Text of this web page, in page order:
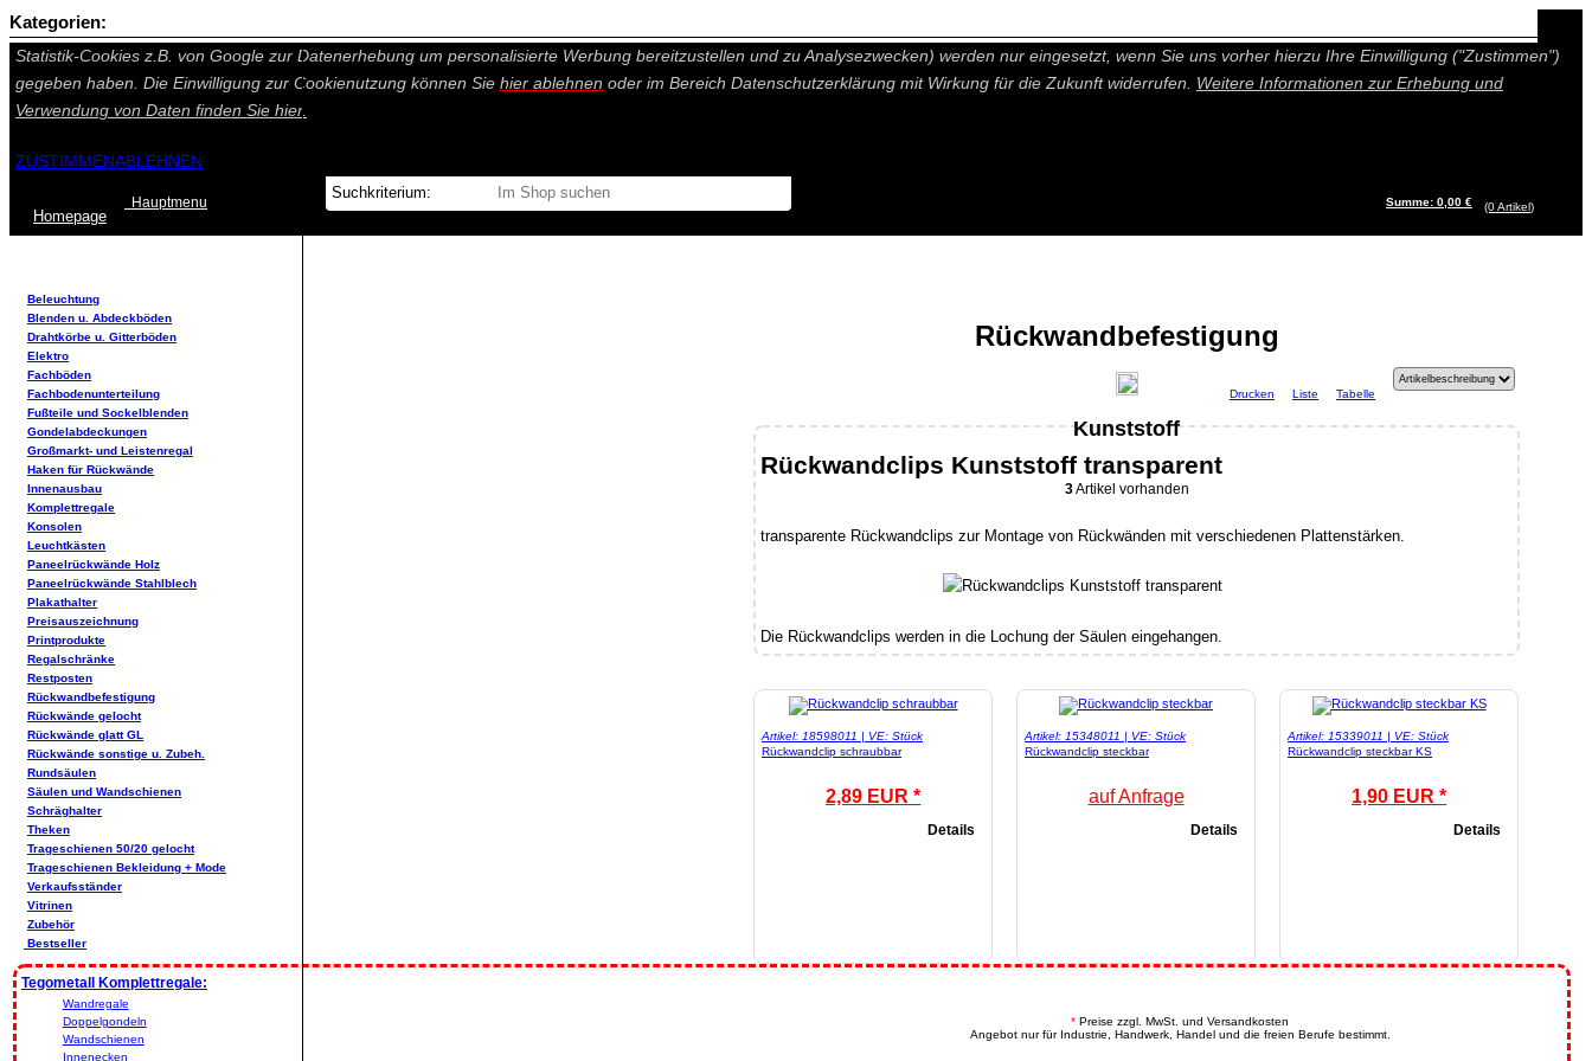
Auf dieser Seite werden technisch notwendige Cookies gesetzt. Technisch nicht notwendige Cookies und Statistik Funktionen, die Ihnen ein besseres und individuelleres Angebot bieten (Marketing- und
Statistik-Cookies z.B. von Google zur Datenerhebung um personalisierte Werbung bereitzustellen und zu Analysezwecken) werden nur eingesetzt, wenn Sie uns vorher hierzu Ihre Einwilligung ("Zustimmen")
gegeben haben. Die Einwilligung zur Cookienutzung können Sie hier ablehnen oder im Bereich Datenschutzerklärung mit Wirkung für die Zukunft widerrufen. Weitere Informationen zur Erhebung und
Verwendung von Daten finden Sie hier.
ZUSTIMMENABLEHNEN
Homepage
Hauptmenu Summe: 0,00 € (0Artikel)
Rückwandbefestigung
Kunststoff
3Artikel vorhanden
Drucken Liste Tabelle
Rückwandclips Kunststoff transparent
transparente Rückwandclips zur Montage von Rückwänden mit verschiedenen Plattenstärken.
Die Rückwandclips werden in die Lochung der Säulen eingehangen.
Artikel: 18598011 | VE: Stück
Rückwandclip schraubbar
2,89 EUR *
Details
Artikel: 15348011 | VE: Stück
Rückwandclip steckbar
auf Anfrage
Details
Artikel: 15339011 | VE: Stück
Rückwandclip steckbar KS
1,90 EUR *
Details
* Preise zzgl. MwSt. und Versandkosten
Angebot nur für Industrie, Handwerk, Handel und die freien Berufe bestimmt.
Kategorien:
Beleuchtung
Blenden u. Abdeckböden
Drahtkörbe u. Gitterböden
Elektro
Fachböden
Fachbodenunterteilung
Fußteile und Sockelblenden
Gondelabdeckungen
Großmarkt- und Leistenregal
Haken für Rückwände
Innenausbau
Komplettregale
Konsolen
Leuchtkästen
Paneelrückwände Holz
Paneelrückwände Stahlblech
Plakathalter
Preisauszeichnung
Printprodukte
Regalschränke
Restposten
Rückwandbefestigung
Rückwände gelocht
Rückwände glatt GL
Rückwände sonstige u. Zubeh.
Rundsäulen
Säulen und Wandschienen
Schräghalter
Theken
Trageschienen 50/20 gelocht
Trageschienen Bekleidung + Mode
Verkaufsständer
Vitrinen
Zubehör
Bestseller
Tegometall Komplettregale:
Wandregale
Doppelgondeln
Wandschienen
Innenecken